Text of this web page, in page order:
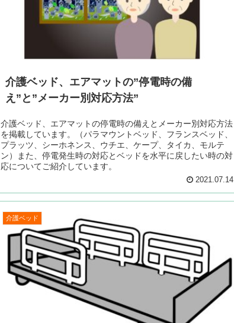
介護ベッド、エアマットの”停電時の備
え”と”メーカー別対応方法”
介護ベッド、エアマットの停電時の備えとメーカー別対応方法
を掲載しています。（パラマウントベッド、フランスベッド、
プラッツ、シーホネンス、ウチエ、ケープ、タイカ、モルテ
ン）また、停電発生時の対応とベッドを水平に戻したい時の対
応についてご紹介しています。
2021.07.14
介護ベッド